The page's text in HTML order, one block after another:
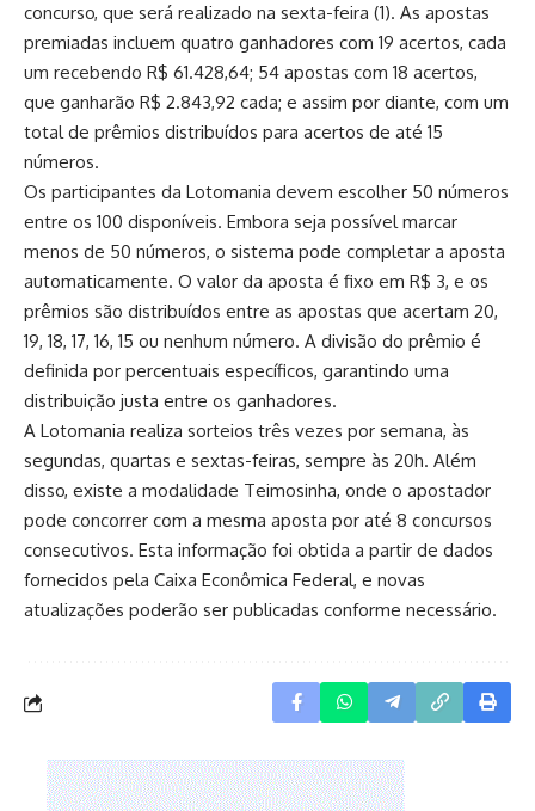
concurso, que será realizado na sexta-feira (1). As apostas
premiadas incluem quatro ganhadores com 19 acertos, cada
um recebendo R$ 61.428,64; 54 apostas com 18 acertos,
que ganharão R$ 2.843,92 cada; e assim por diante, com um
total de prêmios distribuídos para acertos de até 15
números.
Os participantes da Lotomania devem escolher 50 números
entre os 100 disponíveis. Embora seja possível marcar
menos de 50 números, o sistema pode completar a aposta
automaticamente. O valor da aposta é fixo em R$ 3, e os
prêmios são distribuídos entre as apostas que acertam 20,
19, 18, 17, 16, 15 ou nenhum número. A divisão do prêmio é
definida por percentuais específicos, garantindo uma
distribuição justa entre os ganhadores.
A Lotomania realiza sorteios três vezes por semana, às
segundas, quartas e sextas-feiras, sempre às 20h. Além
disso, existe a modalidade Teimosinha, onde o apostador
pode concorrer com a mesma aposta por até 8 concursos
consecutivos. Esta informação foi obtida a partir de dados
fornecidos pela Caixa Econômica Federal, e novas
atualizações poderão ser publicadas conforme necessário.